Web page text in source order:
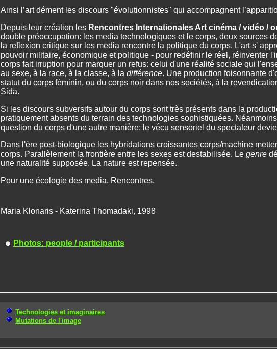
Ainsi l’art dément les discours "évolutionnistes" qui accompagnent
Depuis leur création les Rencontres Internationales Art cinéma / vidéo /
double préoccupation: les media technologiques et le corps, deux sources
la reflexion critique sur les media rencontre la politique du corps. L'art s'
pouvoir militaire, économique et politique - pour redéfinir le réel, réinventer
corps fait irruption pour marquer un refus: celui d'une réalité sociale qui
au sexe, à la race, à la classe, à la différence. Une production foisonnante
statut du corps féminin, ou du corps noir dans nos sociétés, à la
Sida.
Si les discours subversifs autour du corps sont très présents dans la
pratiquement absents du terrain des technologies sophistiquées.
question du corps d'une autre manière: le vécu sensoriel du spectateur
Dans l'ère post-biologique les hybridations croissantes corps/machine
corps. Parallèlement la frontière entre les sexes est destabilisée. Le genre
une naturalité supposée. La nature est repensée.
Pour une écologie des media. Rencontres.
Maria Klonaris - Katerina Thomadaki, 1998
Photos: people / participants
Technologies et imaginaires
Mutations de l'image